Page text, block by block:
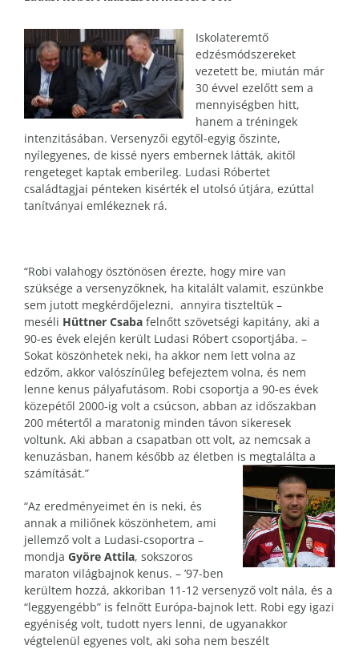
Iskolateremtő
edzésmódszereket
vezetett be, miután már
30 évvel ezelőtt sem a
mennyiségben hitt,
hanem a tréningek
intenzitásában. Versenyzői egytől-egyig őszinte,
nyílegyenes, de kissé nyers embernek látták, akitől
rengeteget kaptak emberileg. Ludasi Róbertet
családtagjai pénteken kisérték el utolsó útjára, ezúttal
tanítványai emlékeznek rá.
“Robi valahogy ösztönösen érezte, hogy mire van
szüksége a versenyzőknek, ha kitalált valamit, eszünkbe
sem jutott megkérdőjelezni, annyira tiszteltük –
meséli Hüttner Csaba felnőtt szövetségi kapitány, aki a
90-es évek elején került Ludasi Róbert csoportjába. –
Sokat köszönhetek neki, ha akkor nem lett volna az
edzőm, akkor valószínűleg befejeztem volna, és nem
lenne kenus pályafutásom. Robi csoportja a 90-es évek
közepétől 2000-ig volt a csúcson, abban az időszakban
200 métertől a maratonig minden távon sikeresek
voltunk. Aki abban a csapatban ott volt, az nemcsak a
kenuzásban, hanem később az életben is megtalálta a
számítását.”
“Az eredményeimet én is neki, és
annak a miliőnek köszönhetem, ami
jellemző volt a Ludasi-csoportra –
mondja Györe Attila, sokszoros
maraton világbajnok kenus. – ’97-ben
kerültem hozzá, akkoriban 11-12 versenyző volt nála, és a
“leggyengébb” is felnőtt Európa-bajnok lett. Robi egy igazi
egyéniség volt, tudott nyers lenni, de ugyanakkor
végtelenül egyenes volt, aki soha nem beszélt